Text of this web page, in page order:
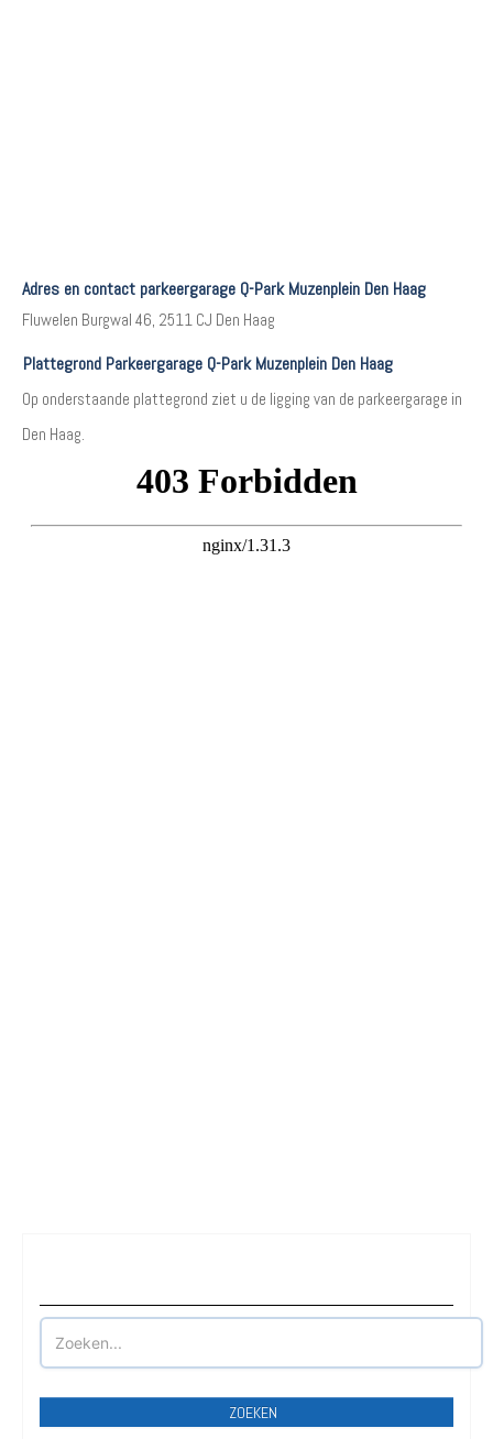
Adres en contact parkeergarage Q-Park Muzenplein Den Haag
Fluwelen Burgwal 46, 2511 CJ Den Haag
Plattegrond Parkeergarage Q-Park Muzenplein Den Haag
Op onderstaande plattegrond ziet u de ligging van de parkeergarage in
Den Haag.
ZOEKEN